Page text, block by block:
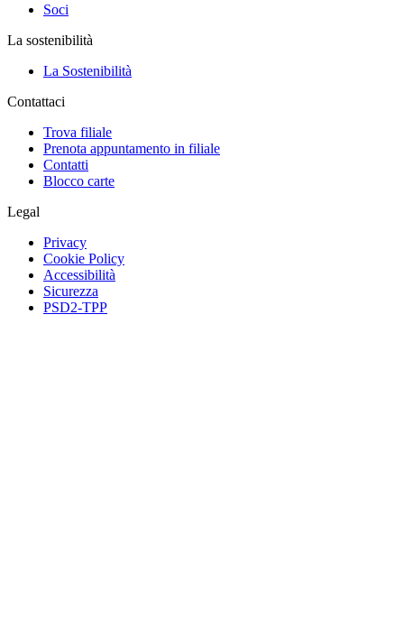
Soci
La sostenibilità
La Sostenibilità
Contattaci
Trova filiale
Prenota appuntamento in filiale
Contatti
Blocco carte
Legal
Privacy
Cookie Policy
Accessibilità
Sicurezza
PSD2-TPP